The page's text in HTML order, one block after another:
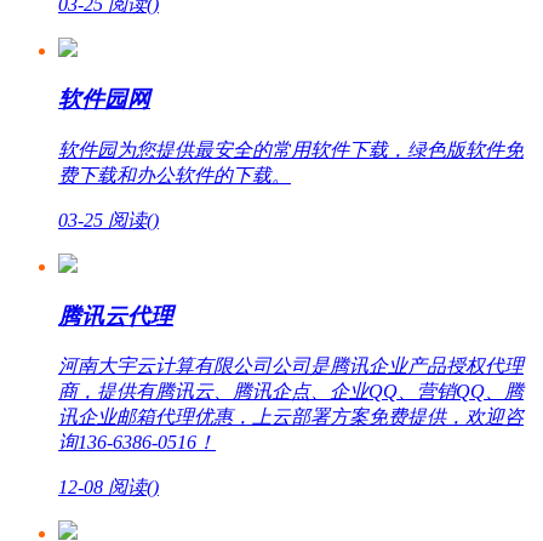
软件园网
软件园为您提供最安全的常用软件下载，绿色版软件免
费下载和办公软件的下载。
03-25 阅读()
腾讯云代理
河南大宇云计算有限公司公司是腾讯企业产品授权代理
商，提供有腾讯云、腾讯企点、企业QQ、营销QQ、腾
讯企业邮箱代理优惠，上云部署方案免费提供，欢迎咨
询136-6386-0516！
12-08 阅读()